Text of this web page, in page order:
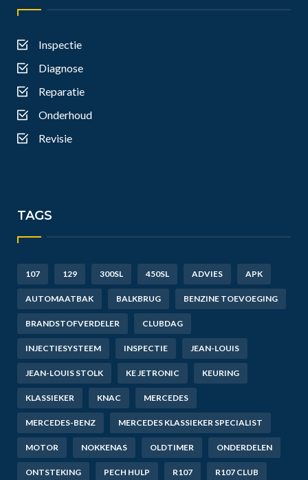
Inspectie
Diagnose
Reparatie
Onderhoud
Revisie
TAGS
107 129 300SL 450SL ADVIES APK
AUTOMAATBAK BALKBRUG BENZINE TOEVOEGING
BRANDSTOFVERDELER CLUBDAG
INJECTIESYSTEEM INSPECTIE JEAN-LOUIS
JEAN-LOUIS STOLK KE JETRONIC KEURING
KLASSIEKER KNAC MERCEDES
MERCEDES-BENZ MERCEDES KLASSIEKER SPECIALIST
MOTOR NOKKENAS OLDTIMER ONDERDELEN
ONTSTEKING PECH HULP R107 R107 CLUB